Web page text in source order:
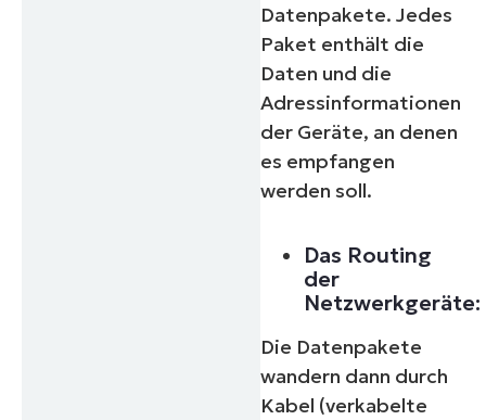
Datenpakete. Jedes
Paket enthält die
Daten und die
Adressinformationen
der Geräte, an denen
es empfangen
werden soll.
Das Routing
der
Netzwerkgeräte:
Die Datenpakete
wandern dann durch
Kabel (verkabelte